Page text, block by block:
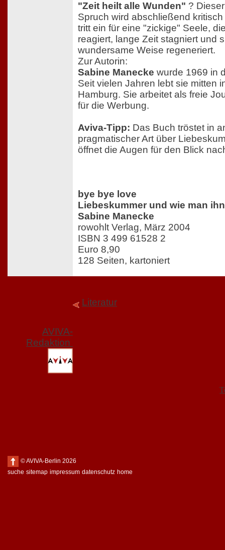
"Zeit heilt alle Wunden" ?
Spruch wird abschließend
tritt ein für eine "zickige" Seele,
reagiert, lange Zeit stagniert und
wundersame Weise regeneriert.
Zur Autorin:
Sabine Manecke wurde 1969 in
Seit vielen Jahren lebt sie mitten
Hamburg. Sie arbeitet als freie
für die Werbung.
Aviva-Tipp: Das Buch tröstet in
pragmatischer Art über
öffnet die Augen für den Blick
bye bye love
Liebeskummer und wie man
Sabine Manecke
rowohlt Verlag, März 2004
ISBN 3 499 61528 2
Euro 8,90
128 Seiten, kartoniert
Literatur
AVIVA-
Redaktion
© AVIVA-Berlin 2026
suche sitemap impressum datenschutz home